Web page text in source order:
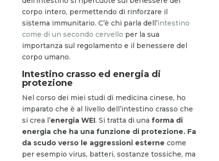
corpo intero, permettendo di rinforzare il
sistema immunitario. C’è chi parla dell’intestino
come di un secondo cervello per la sua
importanza sul regolamento e il benessere del
corpo umano.
Intestino crasso ed energia di
protezione
Nel corso dei miei studi di medicina cinese, ho
imparato che è al livello dell’intestino crasso che
si crea l’energia WEI. Si tratta di una forma di
energia che ha una funzione di protezione. Fa
da scudo verso le aggressioni esterne come
per esempio virus, batteri, sostanze tossiche, ma